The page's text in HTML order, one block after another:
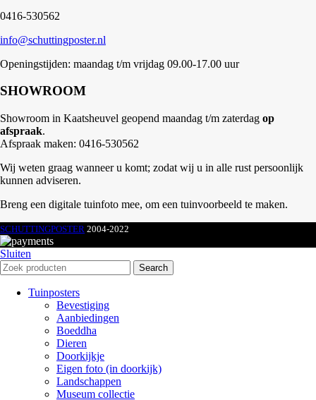
0416-530562
info@schuttingposter.nl
Openingstijden: maandag t/m vrijdag 09.00-17.00 uur
SHOWROOM
Showroom in Kaatsheuvel geopend maandag t/m zaterdag op
afspraak.
Afspraak maken: 0416-530562
Wij weten graag wanneer u komt; zodat wij u in alle rust persoonlijk
kunnen adviseren.
Breng een digitale tuinfoto mee, om een tuinvoorbeeld te maken.
SCHUTTINGPOSTER 2004-2022
Sluiten
Search
Tuinposters
Bevestiging
Aanbiedingen
Boeddha
Dieren
Doorkijkje
Eigen foto (in doorkijk)
Landschappen
Museum collectie